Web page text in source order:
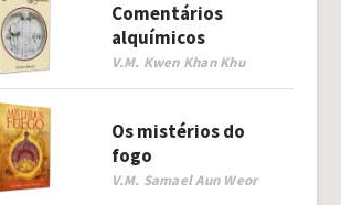
Comentários
alquímicos
V.M. Kwen Khan Khu
Os mistérios do
fogo
V.M. Samael Aun Weor